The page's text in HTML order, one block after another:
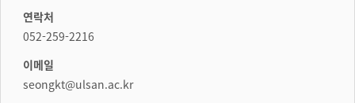
연락처
052-259-2216
이메일
seongkt@ulsan.ac.kr